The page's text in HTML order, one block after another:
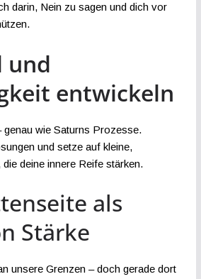
darin, Nein zu sagen und dich vor
und
entwickeln
genau wie Saturns Prozesse.
und setze auf kleine,
deine innere Reife stärken.
als
Stärke
unsere Grenzen – doch gerade dort